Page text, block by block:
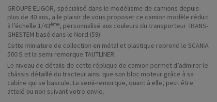
GROUPE ELIGOR, spécialisé dans le modélisme de camions depuis
plus de 40 ans, a le plaisir de vous proposer ce camion modèle réduit
à l’échelle 1/43ème, personnalisé aux couleurs du transporteur TRANS-
GHESTEM basé dans le Nord (59).
Cette miniature de collection en métal et plastique reprend le SCANIA
500 S et la semi-remorque TAUTLINER.
Le niveau de détails de cette réplique de camion permet d’admirer le
châssis détaillé du tracteur ainsi que son bloc moteur grâce à sa
cabine qui se bascule. La semi-remorque, quant à elle, peut être
attelé ou non suivant votre envie.